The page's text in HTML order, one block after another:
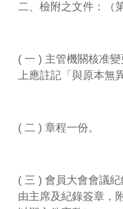
二、檢附之文件：（
( 一 ) 主管機關核准
上應註記「與原本無
( 二 ) 章程一份。
( 三 ) 會員大會會議
由主席及紀錄簽章，